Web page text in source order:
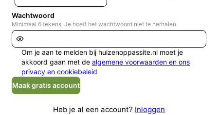
Wachtwoord
Minimaal 6 tekens. Je hoeft het wachtwoord niet te herhalen.
Om je aan te melden bij huizenoppassite.nl moet je
akkoord gaan met de algemene voorwaarden en ons
privacy en cookiebeleid
Maak gratis account
Heb je al een account? Inloggen